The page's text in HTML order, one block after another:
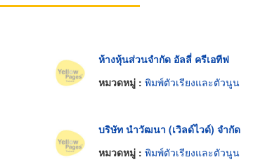
ห้างหุ้นส่วนจำกัด อัลลี่ ครีเอทีฟ
หมวดหมู่ : พิมพ์ตัวเรียงและตัวนูน
บริษัท นำวัฒนา (เวิลด์ไวด์) จำกัด
หมวดหมู่ : พิมพ์ตัวเรียงและตัวนูน